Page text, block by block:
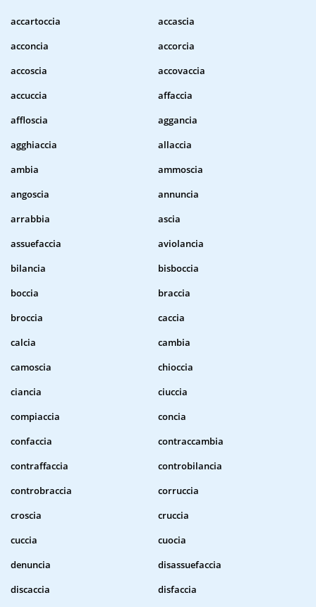
accartoccia
accascia
acconcia
accorcia
accoscia
accovaccia
accuccia
affaccia
affloscia
aggancia
agghiaccia
allaccia
ambia
ammoscia
angoscia
annuncia
arrabbia
ascia
assuefaccia
aviolancia
bilancia
bisboccia
boccia
braccia
broccia
caccia
calcia
cambia
camoscia
chioccia
ciancia
ciuccia
compiaccia
concia
confaccia
contraccambia
contraffaccia
controbilancia
controbraccia
corruccia
croscia
cruccia
cuccia
cuocia
denuncia
disassuefaccia
discaccia
disfaccia